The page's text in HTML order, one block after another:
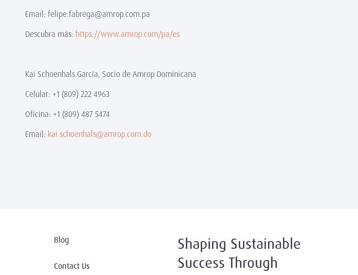
Email: felipe.fabrega@amrop.com.pa
Descubra más: https://www.amrop.com/pa/es
Kai Schoenhals García, Socio de Amrop Dominicana
Celular: +1 (809) 222 4963
Oficina: +1 (809) 487 5474
Email: kai.schoenhals@amrop.com.do
Blog
Contact Us
Shaping Sustainable
Success Through